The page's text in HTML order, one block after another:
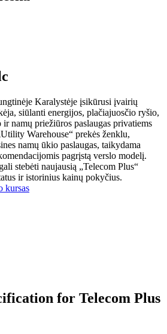
Karalystėje įsikūrusi įvairių
siūlanti energijos, plačiajuosčio ryšio,
namų priežiūros paslaugas privatiems
Warehouse“ prekės ženklu,
namų ūkio paslaugas, taikydama
pagrįstą verslo modelį.
stebėti naujausią „Telecom Plus“
ir istorinius kainų pokyčius.
kursas
for Telecom Plus